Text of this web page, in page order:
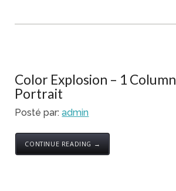
Color Explosion – 1 Column
Portrait
Posté par: admin
CONTINUE READING →